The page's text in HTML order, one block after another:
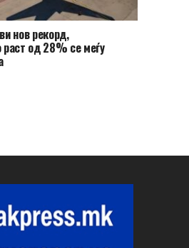
нов рекорд,
од 28% се меѓу